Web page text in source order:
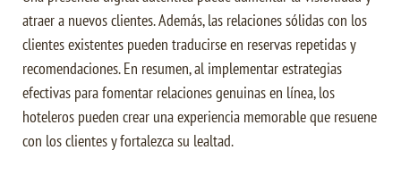
atraer a nuevos clientes. Además, las relaciones sólidas con los
clientes existentes pueden traducirse en reservas repetidas y
recomendaciones. En resumen, al implementar estrategias
efectivas para fomentar relaciones genuinas en línea, los
hoteleros pueden crear una experiencia memorable que resuene
con los clientes y fortalezca su lealtad.